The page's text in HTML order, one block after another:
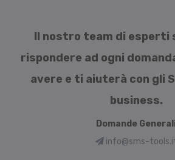
Il nostro team di esperti
rispondere ad ogni
avere e ti aiuterà con gli
business.
Domande
info@sms-